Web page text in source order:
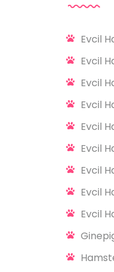
Evcil
Evcil
Evcil
Evcil
Evcil
Evcil
Evcil
Evcil
Evcil